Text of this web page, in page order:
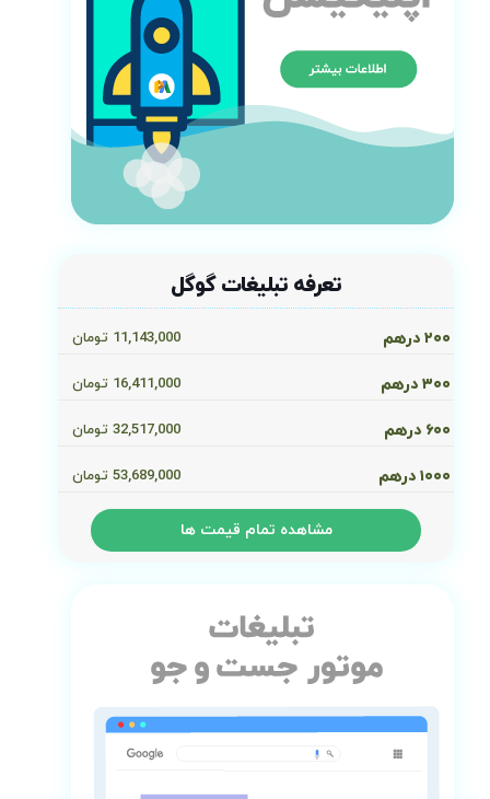
تعرفه تبلیغات گوگل
۲۰۰ درهم 11,143,000 تومان
۳۰۰ درهم 16,411,000 تومان
۶۰۰ درهم 32,517,000 تومان
۱۰۰۰ درهم 53,689,000 تومان
مشاهده تمام قیمت ها